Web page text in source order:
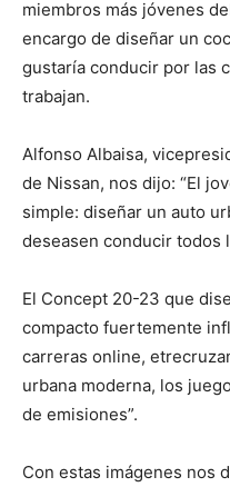
miembros más jóvenes
encargo de diseñar un
gustaría conducir por las
trabajan.
Alfonso Albaisa,
de Nissan, nos dijo: “El
simple: diseñar un auto
deseasen conducir todos
El Concept 20-23 que
compacto fuertemente
carreras online,
urbana moderna, los
de emisiones”.
Con estas imágenes nos